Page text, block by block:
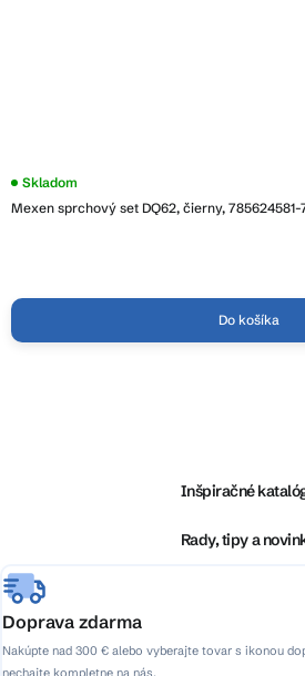
Mexen sprchový set DQ62, čierny, 785624581-
Skladom
Do košíka
e
Inšpiračné
Rady, tipy a
Doprava zdarma
Nakúpte nad 300 € alebo vyberajte tovar s ikonou
nechajte kompletne na nás.